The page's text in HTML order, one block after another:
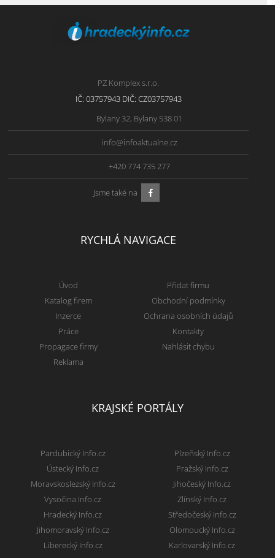
PZ Komplex s.r.o.
IČ: 03757943 DIČ: CZ03757943
Bylany 32, Bylany 538 01
info@infoaktualne.cz
+420 774 735 277
Jsme také na
RYCHLÁ NAVIGACE
Úvod
Katalog firem
Inzerce
Práce
Propagace firmy
Reklama
Přidat firmu
Obchodní podmínky
Ochrana osobních údajů
Kontakty
Nahlásit chybu
KRAJSKÉ PORTÁLY
Pardubický Info.cz
Ústecký Info.cz
Moravskoslezský Info.cz
Vysočina Info.cz
Hradecký Info.cz
Jihomoravský Info.cz
Liberecký Info.cz
Plzeňský Info.cz
Pražský Info.cz
Jihočeský Info.cz
Zlínský Info.cz
Středočeský Info.cz
Olomoucký Info.cz
Karlovarský Info.cz